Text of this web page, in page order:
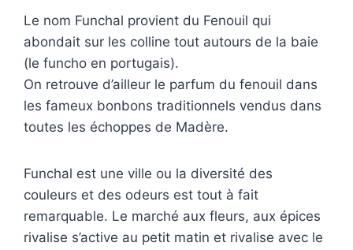
Le nom Funchal provient du Fenouil qui
abondait sur les colline tout autours de la baie
(le funcho en portugais).
On retrouve d’ailleur le parfum du fenouil dans
les fameux bonbons traditionnels vendus dans
toutes les échoppes de Madère.
Funchal est une ville ou la diversité des
couleurs et des odeurs est tout à fait
remarquable. Le marché aux fleurs, aux épices
rivalise s’active au petit matin et rivalise avec le